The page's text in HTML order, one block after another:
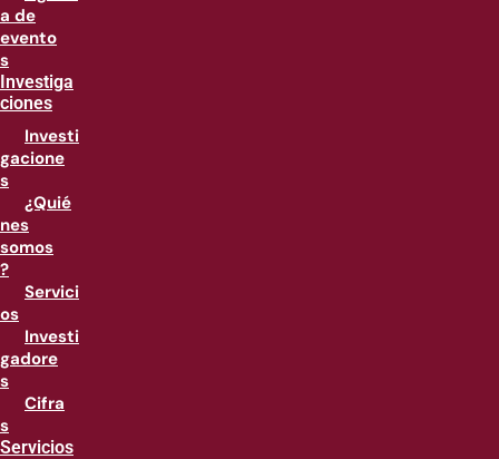
a de
evento
s
Investiga
ciones
Investi
gacione
s
¿Quié
nes
somos
?
Servici
os
Investi
gadore
s
Cifra
s
Servicios